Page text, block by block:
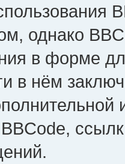
однако
в форме
в нём
BBCode,